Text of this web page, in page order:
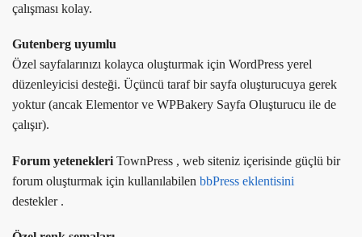
çalışması kolay.
Gutenberg uyumlu
Özel sayfalarınızı kolayca oluşturmak için WordPress yerel
düzenleyicisi desteği. Üçüncü taraf bir sayfa oluşturucuya gerek
yoktur (ancak Elementor ve WPBakery Sayfa Oluşturucu ile de
çalışır).
Forum yetenekleri TownPress , web siteniz içerisinde güçlü bir
forum oluşturmak için kullanılabilen bbPress eklentisini
destekler .